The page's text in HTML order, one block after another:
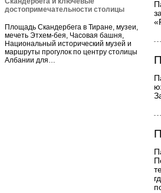
достопримечательности столицы
Площадь Скандербега в Тиране, музеи,
мечеть Этхем-бея, Часовая башня,
Национальный исторический музей и
маршруты прогулок по центру столицы
Албании для…